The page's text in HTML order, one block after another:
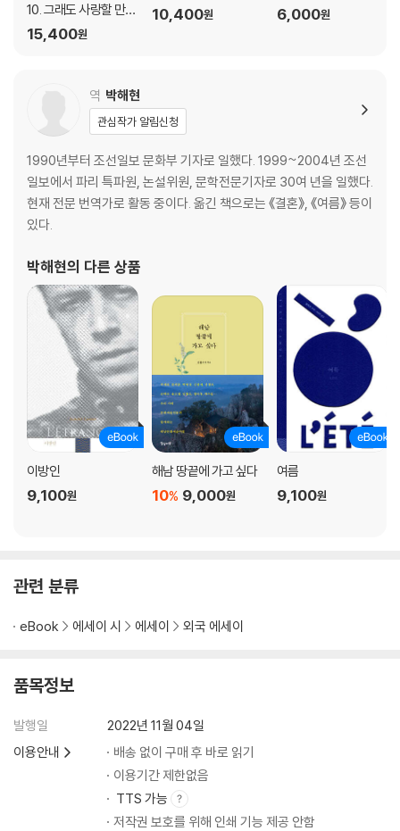
10. 그래도 사랑할 만한
인간
15,400원
10,400원 6,000원
역 박해현
관심작가 알림신청
1990년부터 조선일보 문화부 기자로 일했다. 1999~2004년 조선
일보에서 파리 특파원, 논설위원, 문학전문기자로 30여 년을 일했다.
현재 전문 번역가로 활동 중이다. 옮긴 책으로는 《결혼》, 《여름》 등이
있다.
박해현의 다른 상품
이방인
9,100원
해남 땅끝에 가고 싶다
9,000원
10%
여름
9,100원
관련 분류
eBook 에세이 시 에세이 외국 에세이
품목정보
발행일
2022년 11월 04일
이용안내
배송 없이 구매 후 바로 읽기
이용기간 제한없음
TTS 가능
저작권 보호를 위해 인쇄 기능 제공 안함